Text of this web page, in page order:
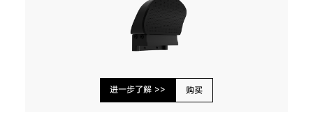
进一步了解 >> 购买